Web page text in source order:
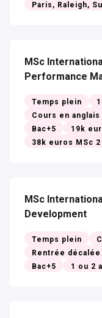
Paris, Raleigh,
MSc
Performance
Temps plein
Cours en anglais
Bac+5
19k
38k euros MSc 2
MSc
Development
Temps plein
Rentrée
Bac+5
1 ou 2